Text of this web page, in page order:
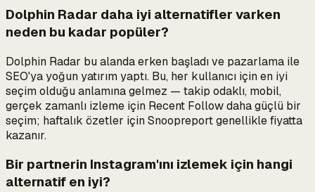
Dolphin Radar daha iyi alternatifler varken
neden bu kadar popüler?
Dolphin Radar bu alanda erken başladı ve pazarlama ile
SEO'ya yoğun yatırım yaptı. Bu, her kullanıcı için en iyi
seçim olduğu anlamına gelmez — takip odaklı, mobil,
gerçek zamanlı izleme için Recent Follow daha güçlü bir
seçim; haftalık özetler için Snoopreport genellikle fiyatta
kazanır.
Bir partnerin Instagram'ını izlemek için hangi
alternatif en iyi?